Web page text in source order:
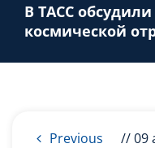
Студентам
Преподавателям
В ТАСС
космической
Previous // 09